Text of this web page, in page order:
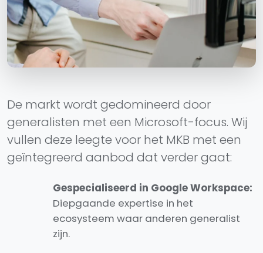
De markt wordt gedomineerd door
generalisten met een Microsoft-focus. Wij
vullen deze leegte voor het MKB met een
geïntegreerd aanbod dat verder gaat:
Gespecialiseerd in Google Workspace:
Diepgaande expertise in het
ecosysteem waar anderen generalist
zijn.